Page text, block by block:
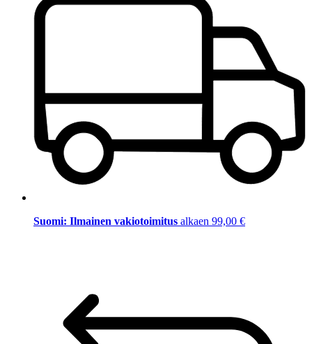
Suomi: Ilmainen vakiotoimitus alkaen 99,00 €